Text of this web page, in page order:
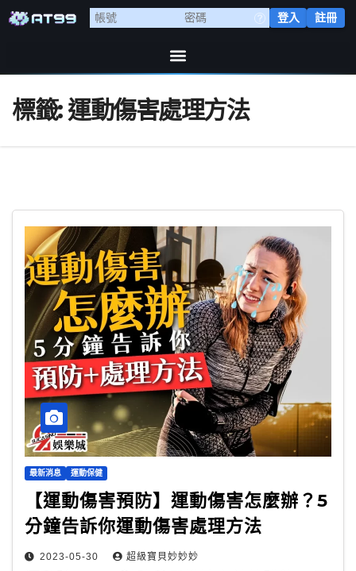
登入 註冊
標籤:運動傷害處理方法
最新消息 運動保健
【運動傷害預防】運動傷害怎麼辦？5
分鐘告訴你運動傷害處理方法
2023-05-30 超級寶貝妙妙妙